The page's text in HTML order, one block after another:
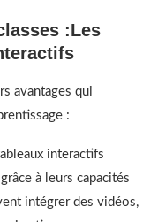
:Les
avantages qui
:
interactifs
à leurs capacités
intégrer des vidéos,